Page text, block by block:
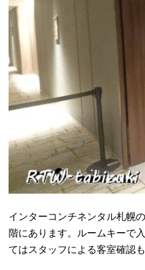
インターコンチネンタル札幌
階にあります。ルームキーで
てはスタッフによる客室確認も